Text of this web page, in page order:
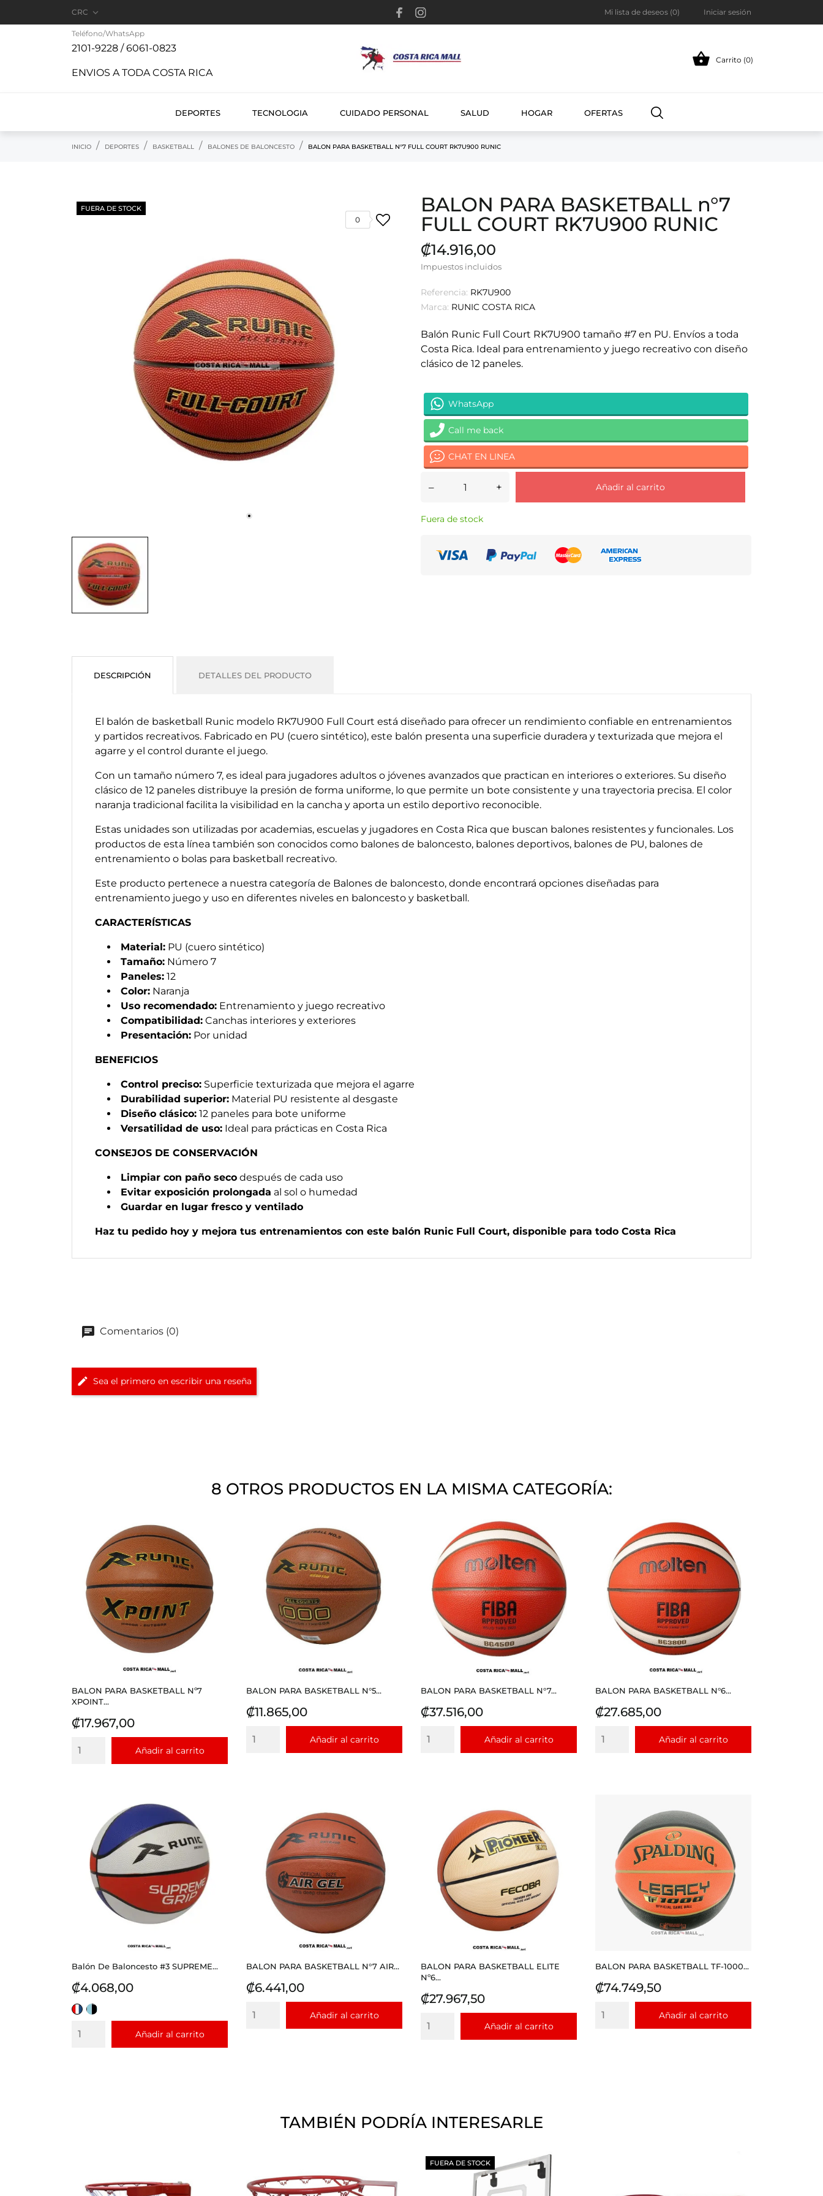
CRC  Mi lista de deseos (0) Iniciar sesión
Teléfono/WhatsApp
2101-9228 / 6061-0823
ENVIOS A TODA COSTA RICA
 Carrito (0)
DEPORTES TECNOLOGIA CUIDADO PERSONAL SALUD HOGAR OFERTAS
INICIO DEPORTES BASKETBALL BALONES DE BALONCESTO BALON PARA BASKETBALL N°7 FULL COURT RK7U900 RUNIC
FUERA DE STOCK
0
BALON PARA BASKETBALL n°7
FULL COURT RK7U900 RUNIC
₡14.916,00
Impuestos incluidos
Referencia: RK7U900
Marca: RUNIC COSTA RICA
Balón Runic Full Court RK7U900 tamaño #7 en PU. Envíos a toda
Costa Rica. Ideal para entrenamiento y juego recreativo con diseño
clásico de 12 paneles.
WhatsApp
Call me back
CHAT EN LINEA
– + Añadir al carrito
Fuera de stock
DESCRIPCIÓN DETALLES DEL PRODUCTO
El balón de basketball Runic modelo RK7U900 Full Court está diseñado para ofrecer un rendimiento confiable en entrenamientos
y partidos recreativos. Fabricado en PU (cuero sintético), este balón presenta una superficie duradera y texturizada que mejora el
agarre y el control durante el juego.
Con un tamaño número 7, es ideal para jugadores adultos o jóvenes avanzados que practican en interiores o exteriores. Su diseño
clásico de 12 paneles distribuye la presión de forma uniforme, lo que permite un bote consistente y una trayectoria precisa. El color
naranja tradicional facilita la visibilidad en la cancha y aporta un estilo deportivo reconocible.
Estas unidades son utilizadas por academias, escuelas y jugadores en Costa Rica que buscan balones resistentes y funcionales. Los
productos de esta línea también son conocidos como balones de baloncesto, balones deportivos, balones de PU, balones de
entrenamiento o bolas para basketball recreativo.
Este producto pertenece a nuestra categoría de Balones de baloncesto, donde encontrará opciones diseñadas para
entrenamiento juego y uso en diferentes niveles en baloncesto y basketball.
CARACTERÍSTICAS
Material: PU (cuero sintético)
Tamaño: Número 7
Paneles: 12
Color: Naranja
Uso recomendado: Entrenamiento y juego recreativo
Compatibilidad: Canchas interiores y exteriores
Presentación: Por unidad
BENEFICIOS
Control preciso: Superficie texturizada que mejora el agarre
Durabilidad superior: Material PU resistente al desgaste
Diseño clásico: 12 paneles para bote uniforme
Versatilidad de uso: Ideal para prácticas en Costa Rica
CONSEJOS DE CONSERVACIÓN
Limpiar con paño seco después de cada uso
Evitar exposición prolongada al sol o humedad
Guardar en lugar fresco y ventilado
Haz tu pedido hoy y mejora tus entrenamientos con este balón Runic Full Court, disponible para todo Costa Rica
Comentarios (0)
Sea el primero en escribir una reseña
8 OTROS PRODUCTOS EN LA MISMA CATEGORÍA:
BALON PARA BASKETBALL Nº7
XPOINT...
Precio
₡17.967,00
Añadir al carrito
BALON PARA BASKETBALL N°5...
Precio
₡11.865,00
Añadir al carrito
BALON PARA BASKETBALL N°7...
Precio
₡37.516,00
Añadir al carrito
BALON PARA BASKETBALL N°6...
Precio
₡27.685,00
Añadir al carrito
Balón De Baloncesto #3 SUPREME...
Precio
₡4.068,00
ROJO
AZUL
TURQUESA
Añadir al carrito
BALON PARA BASKETBALL N°7 AIR...
Precio
₡6.441,00
Añadir al carrito
BALON PARA BASKETBALL ELITE
Nº6...
Precio
₡27.967,50
Añadir al carrito
BALON PARA BASKETBALL TF-1000...
Precio
₡74.749,50
Añadir al carrito
TAMBIÉN PODRÍA INTERESARLE
FUERA DE STOCK